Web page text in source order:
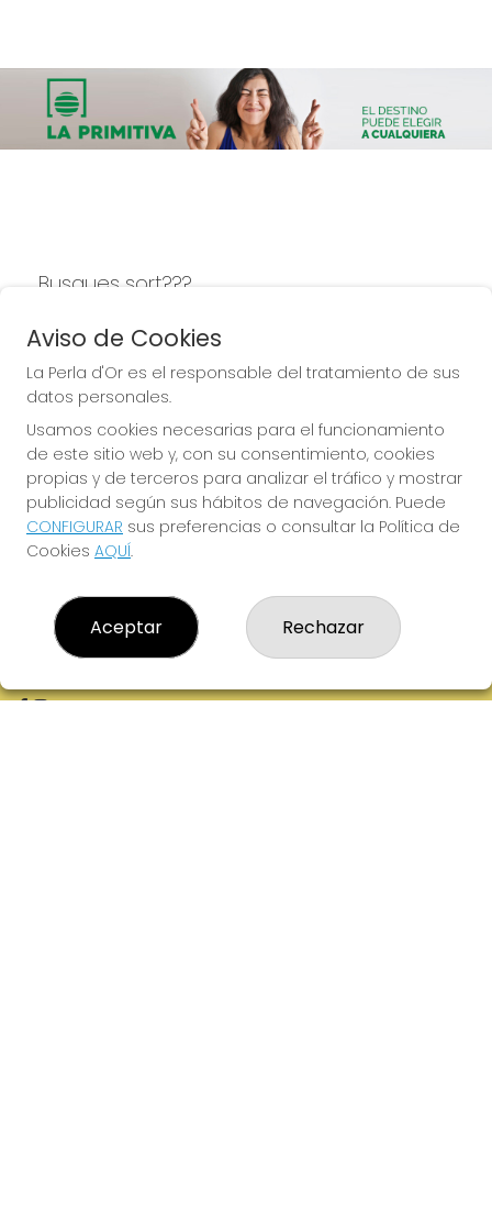
Busques sort???
LA PERLA D'OR
LA PERLA D'OR
¿Quiénes somos?
Comprar lotería
Resultados
Contacto
Empresas
Registro
Aviso de Cookies
La Perla d'Or es el responsable del tratamiento de sus
datos personales.
Usamos cookies necesarias para el funcionamiento
de este sitio web y, con su consentimiento, cookies
propias y de terceros para analizar el tráfico y mostrar
publicidad según sus hábitos de navegación. Puede
CONFIGURAR sus preferencias o consultar la Política de
Cookies AQUÍ.
Aceptar Rechazar